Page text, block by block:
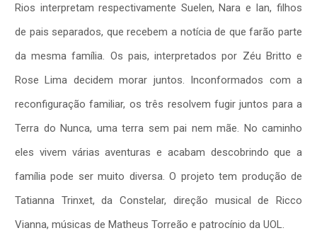
Rios interpretam respectivamente Suelen, Nara e Ian, filhos
de pais separados, que recebem a notícia de que farão parte
da mesma família. Os pais, interpretados por Zéu Britto e
Rose Lima decidem morar juntos. Inconformados com a
reconfiguração familiar, os três resolvem fugir juntos para a
Terra do Nunca, uma terra sem pai nem mãe. No caminho
eles vivem várias aventuras e acabam descobrindo que a
família pode ser muito diversa. O projeto tem produção de
Tatianna Trinxet, da Constelar, direção musical de Ricco
Vianna, músicas de Matheus Torreão e patrocínio da UOL.